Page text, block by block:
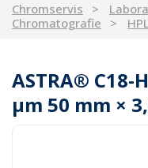
Chromservis
Chromatografie
ASTRA® C18-
µm 50 mm ×